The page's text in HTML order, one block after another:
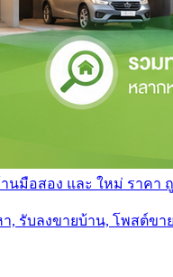
นมือสอง และ ใหม่ ราคา
, รับลงขายบ้าน, โพสต์ขา